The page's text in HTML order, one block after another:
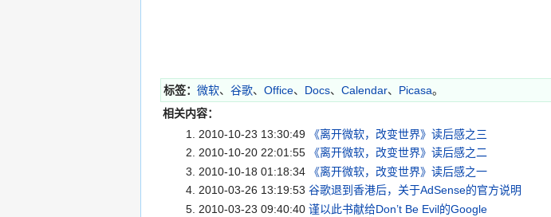
标签： 微软、 谷歌、 Office、 Docs、 Calendar、 Picasa。
相关内容：
2010-10-23 13:30:49
《离开微软，改变世界》读后感之三
2010-10-20 22:01:55
《离开微软，改变世界》读后感之二
2010-10-18 01:18:34
《离开微软，改变世界》读后感之一
2010-03-26 13:19:53 谷歌退到香港后，关于AdSense的官方说明
2010-03-23 09:40:40 谨以此书献给Don’t Be Evil的Google